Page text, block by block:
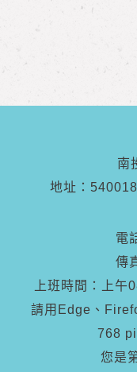
南
地址：
電
傳
上班時間：上
請用Edge、
768
您是